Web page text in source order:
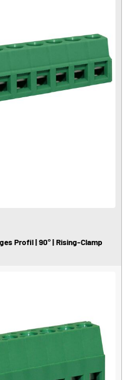
Profil | 90° | Rising-Clamp